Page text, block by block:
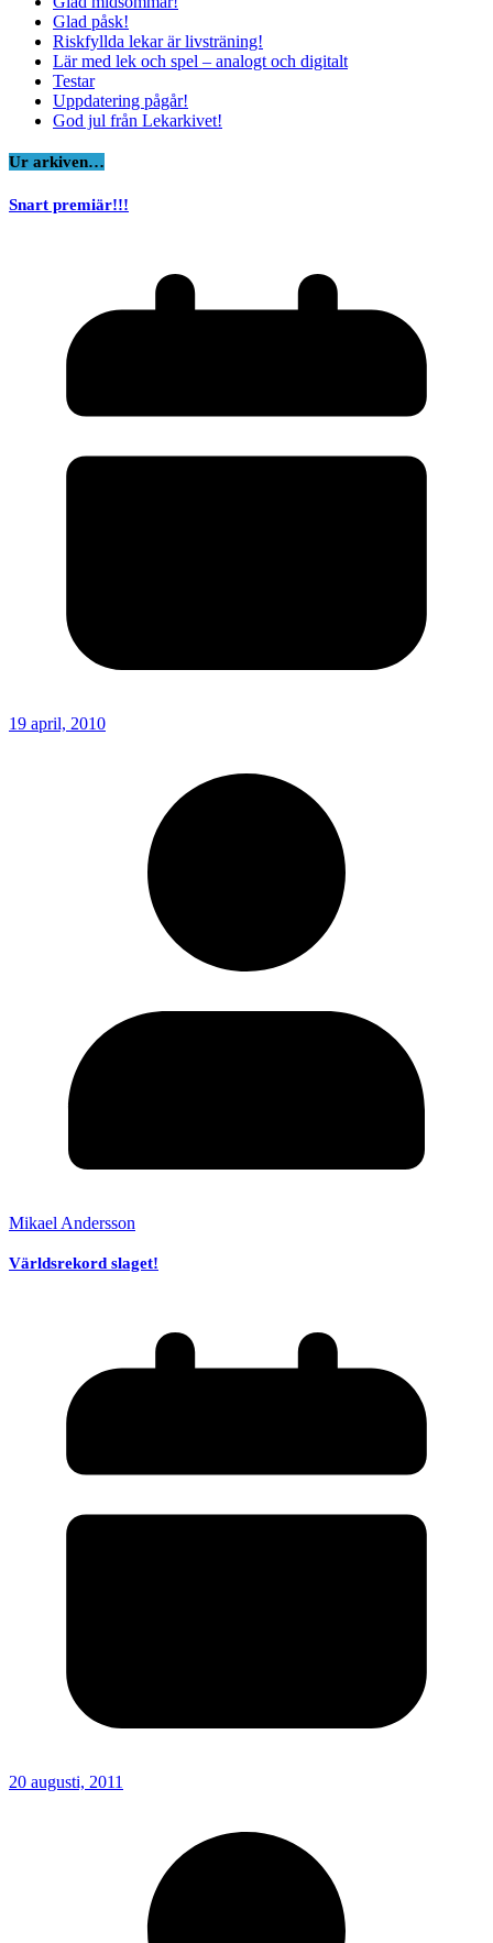
Glad påsk!
Riskfyllda lekar är livsträning!
Lär med lek och spel – analogt och digitalt
Testar
Uppdatering pågår!
God jul från Lekarkivet!
Ur arkiven…
Snart premiär!!!
19 april, 2010
Mikael Andersson
Världsrekord slaget!
20 augusti, 2011